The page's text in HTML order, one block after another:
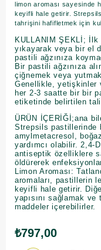
limon aroması sayesinde
keyifli hale getirir.
tahrişini hafifletmek için
KULLANIM ŞEKLİ;
yıkayarak veya bir el
pastili ağzınıza
Bir pastili ağzınıza
çiğnemek veya
Genellikle, yetişkinler
her 2-3 saatte bir bir
etiketinde belirtilen
ÜRÜN İÇERİĞİ;ana
Strepsils pastillerinde
amylmetacresol,
yardımcı olabilir. 2,4-
antiseptik özelliklere
öldürerek
Limon Aroması:
aromaları, pastillerin
keyifli hale getirir.
yapısını sağlamak
maddeler içerebilirler.
₺797,00